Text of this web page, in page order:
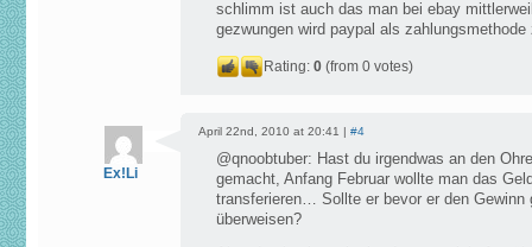
schlimm ist auch das man bei ebay
gezwungen wird paypal als zahlungsmethode
Rating: 0 (from 0 votes)
Ex!Li
April 22nd, 2010 at 20:41 | #4
@qnoobtuber: Hast du irgendwas an den
gemacht, Anfang Februar wollte man das
transferieren… Sollte er bevor er den Gewinn
überweisen?